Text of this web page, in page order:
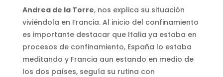
Andrea de la Torre, nos explica su situación
viviéndola en Francia. Al inicio del confinamiento
es importante destacar que Italia ya estaba en
procesos de confinamiento, España lo estaba
meditando y Francia aun estando en medio de
los dos países, seguía su rutina con